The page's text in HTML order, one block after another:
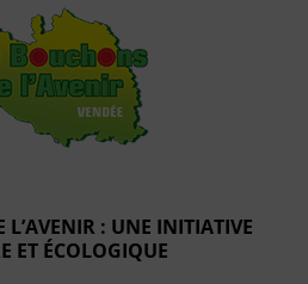
L’AVENIR : UNE INITIATIVE
ET ÉCOLOGIQUE